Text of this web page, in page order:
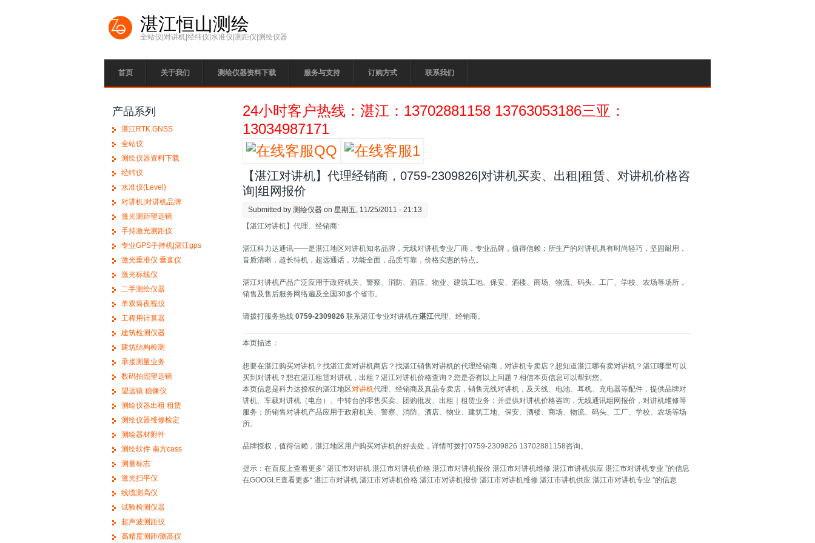
湛江恒山测绘
全站仪|对讲机|经纬仪|水准仪|测距仪|测绘仪器
首页 关于我们 测绘仪器资料下载 服务与支持 订购方式 联系我们
24小时客户热线：湛江：13702881158 13763053186三亚：
13034987171
【湛江对讲机】代理经销商，0759-2309826|对讲机买卖、出租|租赁、对讲机价格咨
询|组网报价
Submitted by测绘仪器 on 星期五, 11/25/2011 - 21:13
【湛江对讲机】代理、经销商:
湛江科力达通讯——是湛江地区对讲机知名品牌，无线对讲机专业厂商，专业品牌，值得信赖；所生产的对讲机具有时尚轻巧，坚固耐用，
音质清晰，超长待机，超远通话，功能全面，品质可靠，价格实惠的特点。
湛江对讲机产品广泛应用于政府机关、警察、消防、酒店、物业、建筑工地、保安、酒楼、商场、物流、码头、工厂、学校、农场等场所，
销售及售后服务网络遍及全国30多个省市。
请拨打服务热线 0759-2309826联系湛江专业对讲机在湛江代理、经销商。
本页描述：
想要在湛江购买对讲机？找湛江卖对讲机商店？找湛江销售对讲机的代理经销商，对讲机专卖店？想知道湛江哪有卖对讲机？湛江哪里可以
买到对讲机？想在湛江租赁对讲机，出租？湛江对讲机价格查询？您是否有以上问题？相信本页信息可以帮到您。
本页信息是科力达授权的湛江地区对讲机代理、经销商及真品专卖店，销售无线对讲机，及天线、电池、耳机、充电器等配件，提供品牌对
讲机、车载对讲机（电台）、中转台的零售买卖、团购批发、出租｜租赁业务；并提供对讲机价格咨询，无线通讯组网报价，对讲机维修等
服务；所销售对讲机产品应用于政府机关、警察、消防、酒店、物业、建筑工地、保安、酒楼、商场、物流、码头、工厂、学校、农场等场
所。
品牌授权，值得信赖，湛江地区用户购买对讲机的好去处，详情可拨打0759-2309826 13702881158咨询。
提示：在百度上查看更多“ 湛江市对讲机 湛江市对讲机价格 湛江市对讲机报价 湛江市对讲机维修 湛江市讲机供应 湛江市对讲机专业 ”的信息
在GOOGLE查看更多“ 湛江市对讲机 湛江市对讲机价格 湛江市对讲机报价 湛江市对讲机维修 湛江市讲机供应 湛江市对讲机专业 ”的信息
产品系列
湛江RTK.GNSS
全站仪
测绘仪器资料下载
经纬仪
水准仪(Level)
对讲机|对讲机品牌
激光测距望远镜
手持激光测距仪
专业GPS手持机|湛江gps
激光垂准仪 垂直仪
激光标线仪
二手测绘仪器
单双筒夜视仪
工程用计算器
建筑检测仪器
建筑结构检测
承接测量业务
数码拍照望远镜
望远镜 稳像仪
测绘仪器出租 租赁
测绘仪器维修检定
测绘器材附件
测绘软件 南方cass
测量标志
激光扫平仪
线缆测高仪
试验检测仪器
超声波测距仪
高精度测距/测高仪